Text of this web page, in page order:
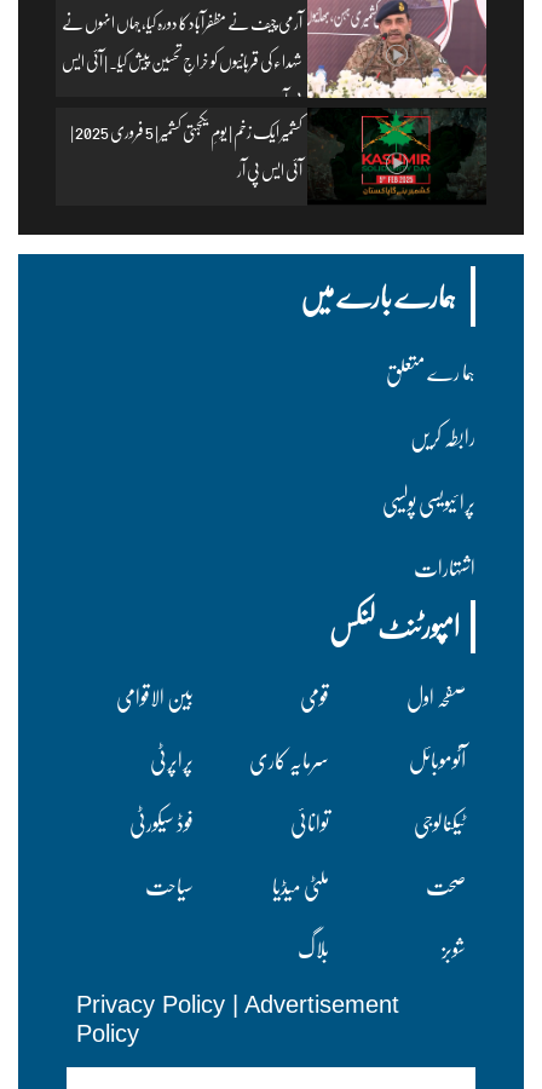
آرمی چیف نے مظفرآباد کا دورہ کیا، جہاں انہوں نے
شہداء کی قربانیوں کو خراجِ تحسین پیش کیا۔ | آئی ایس
پی آر
کشمیر ایک زخم | یومِ یکجہتی کشمیر | 5 فروری 2025 |
آئی ایس پی آر
ہمارے بارے میں
ہما رے متعلق
رابطہ کریں
پرا ئیویسی پولسیی
اشتہارات
امپورٹنٹ لنکس
صفحہ اول قومی
بین الاقوامی
آٹوموبائل
سرمایہ کاری
پراپرٹی
ٹیکنالوجی
توانائی
فوڈ سیکورٹی
صحت
ملٹی میڈیا
سیاحت
شوبز
بلاگ
Privacy Policy
Advertisement
Policy